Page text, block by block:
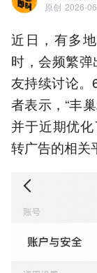
原创 2026-
近日，有多
时，会频繁
友持续讨论
者表示，“丰
并于近期优
转广告的相关